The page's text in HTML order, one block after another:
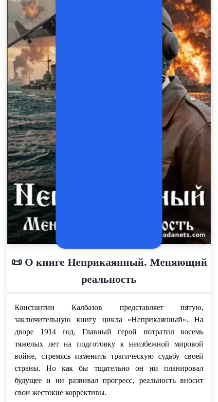
📜 О книге Неприкаянный. Меняющий
реальность
Константин Калбазов представляет пятую,
заключительную книгу цикла «Неприкаянный». На
дворе 1914 год. Главный герой потратил восемь
тяжелых лет на подготовку к неизбежной мировой
войне, стремясь изменить трагическую судьбу своей
страны. Но как бы тщательно он ни планировал
будущее и ни развивал прогресс, реальность вносит
свои жестокие коррективы.